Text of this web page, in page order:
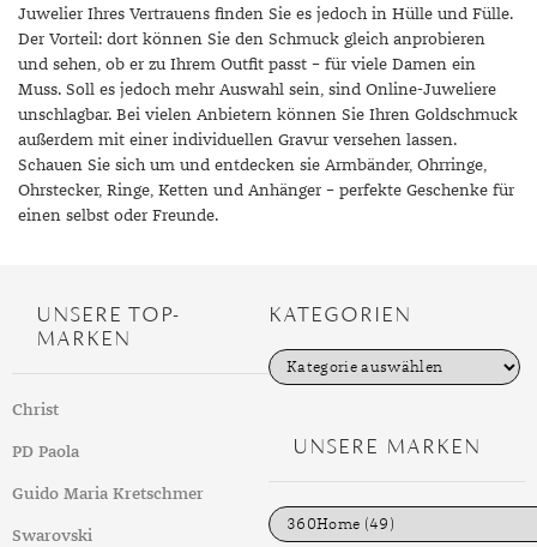
Juwelier Ihres Vertrauens finden Sie es jedoch in Hülle und Fülle.
Der Vorteil: dort können Sie den Schmuck gleich anprobieren
und sehen, ob er zu Ihrem Outfit passt – für viele Damen ein
Muss. Soll es jedoch mehr Auswahl sein, sind Online-Juweliere
unschlagbar. Bei vielen Anbietern können Sie Ihren Goldschmuck
außerdem mit einer individuellen Gravur versehen lassen.
Schauen Sie sich um und entdecken sie Armbänder, Ohrringe,
Ohrstecker, Ringe, Ketten und Anhänger – perfekte Geschenke für
einen selbst oder Freunde.
UNSERE TOP-
MARKEN
Christ
PD Paola
Guido Maria Kretschmer
Swarovski
KATEGORIEN
K
a
e
n
UNSERE MARKEN